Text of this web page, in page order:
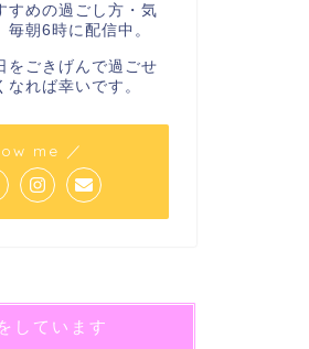
すめの過ごし方・気
朝6時に配信中。
をごきげんで過ごせ
れば幸いです。
me ／
しています